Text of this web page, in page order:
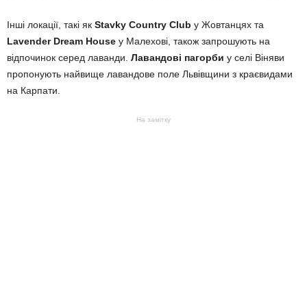
Інші локації, такі як Stavky Country Club у Жовтанцях та
Lavender Dream House у Малехові, також запрошують на
відпочинок серед лаванди. Лавандові пагорби у селі Віняви
пропонують найвище лавандове поле Львівщини з краєвидами
на Карпати.
На замітку